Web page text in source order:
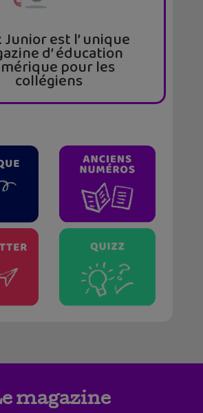
Junior est l’ unique
d’ éducation
pour les
collégiens
magazine